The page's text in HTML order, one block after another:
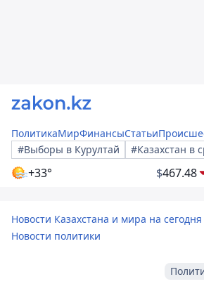
ПолитикаМирФинансыСтатьи
#Выборы в Курултай
#Казахстан в
+33° $467.48
Новости Казахстана и мира на сегодня
Новости политики